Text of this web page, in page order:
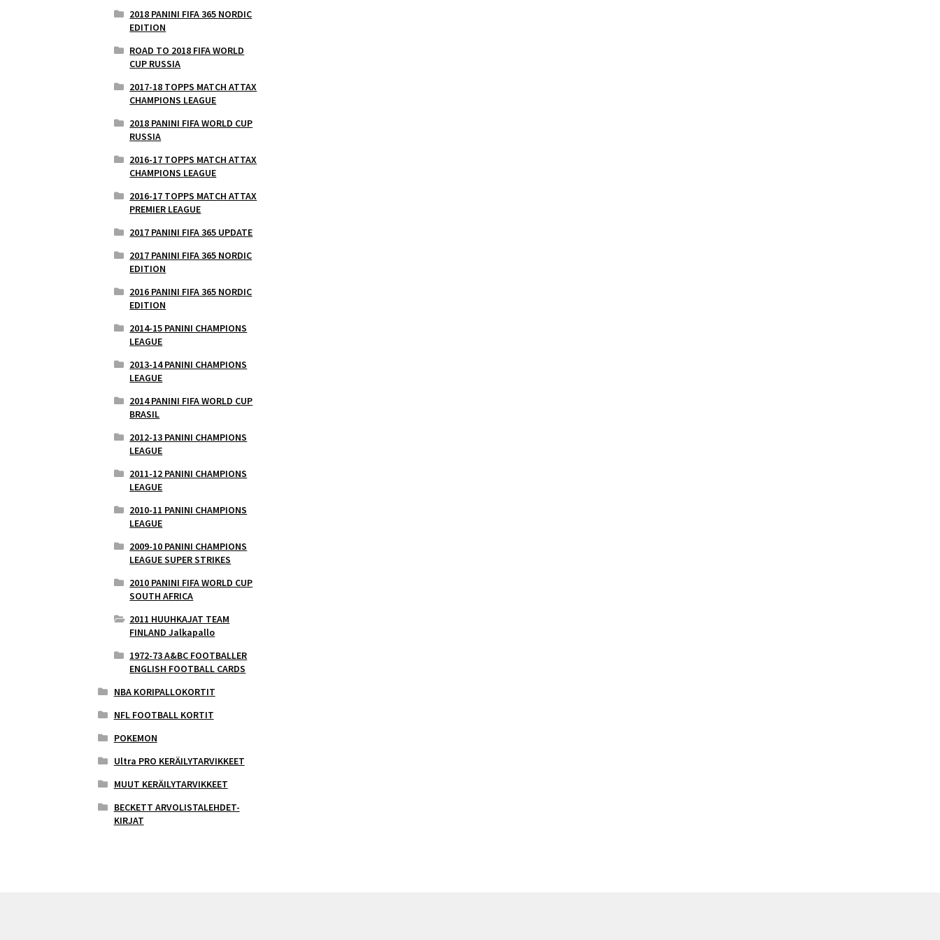
2018 PANINI FIFA 365 NORDIC
EDITION
ROAD TO 2018 FIFA WORLD
CUP RUSSIA
2017-18 TOPPS MATCH ATTAX
CHAMPIONS LEAGUE
2018 PANINI FIFA WORLD CUP
RUSSIA
2016-17 TOPPS MATCH ATTAX
CHAMPIONS LEAGUE
2016-17 TOPPS MATCH ATTAX
PREMIER LEAGUE
2017 PANINI FIFA 365 UPDATE
2017 PANINI FIFA 365 NORDIC
EDITION
2016 PANINI FIFA 365 NORDIC
EDITION
2014-15 PANINI CHAMPIONS
LEAGUE
2013-14 PANINI CHAMPIONS
LEAGUE
2014 PANINI FIFA WORLD CUP
BRASIL
2012-13 PANINI CHAMPIONS
LEAGUE
2011-12 PANINI CHAMPIONS
LEAGUE
2010-11 PANINI CHAMPIONS
LEAGUE
2009-10 PANINI CHAMPIONS
LEAGUE SUPER STRIKES
2010 PANINI FIFA WORLD CUP
SOUTH AFRICA
2011 HUUHKAJAT TEAM
FINLAND Jalkapallo
1972-73 A&BC FOOTBALLER
ENGLISH FOOTBALL CARDS
NBA KORIPALLOKORTIT
NFL FOOTBALL KORTIT
POKEMON
Ultra PRO KERÄILYTARVIKKEET
MUUT KERÄILYTARVIKKEET
BECKETT ARVOLISTALEHDET-
KIRJAT